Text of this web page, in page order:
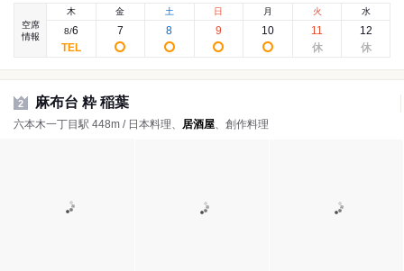
空席
情報
木
8/6
金
7
土
8
日
9
月
10
火
11
水
12
2 麻布台 粋 稲葉
六本木一丁目駅 448m / 日本料理、 居酒屋、創作料理